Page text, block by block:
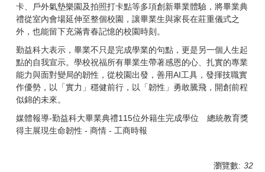
卡、戶外氣墊樂園及拍照打卡點等多項創新畢業體驗，將畢業典
禮從室內會場延伸至整個校園，讓畢業生與家長在莊重儀式之
外，也能留下充滿青春記憶的校園時刻。
勤益科大表示，畢業不只是完成學業的句點，更是另一個人生起
點的自我宣示。學校祝福所有畢業生帶著感恩的心、扎實的專業
能力與面對變局的韌性，從校園出發，善用AI工具，發揮技職實
作優勢，以「實力」穩健前行，以「韌性」勇敢騰飛，開創前程
似錦的未來。
媒體報導-勤益科大畢業典禮115位外籍生完成學位 總統教育獎
得主展現生命韌性 - 商情 - 工商時報
瀏覽數: 32